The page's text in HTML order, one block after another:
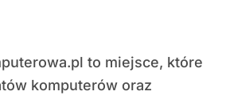
w jednym miejscu
komputerów oraz